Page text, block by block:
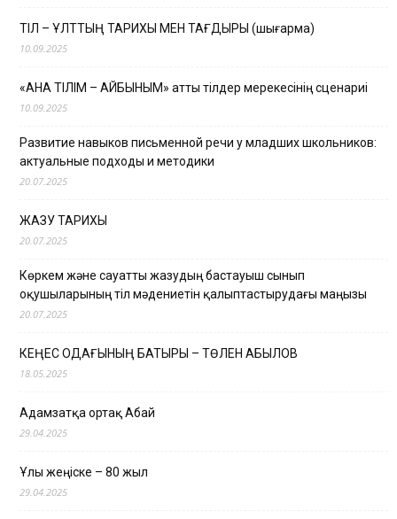
ТІЛ – ҰЛТТЫҢ ТАРИХЫ МЕН ТАҒДЫРЫ (шығарма)
10.09.2025
«АНА ТІЛІМ – АЙБЫНЫМ» атты тілдер мерекесінің сценариі
10.09.2025
Развитие навыков письменной речи у младших школьников:
актуальные подходы и методики
20.07.2025
ЖАЗУ ТАРИХЫ
20.07.2025
Көркем және сауатты жазудың бастауыш сынып
оқушыларының тіл мәдениетін қалыптастырудағы маңызы
20.07.2025
КЕҢЕС ОДАҒЫНЫҢ БАТЫРЫ – ТӨЛЕН ҚАБЫЛОВ
18.05.2025
Адамзатқа ортақ Абай
29.04.2025
Ұлы жеңіске – 80 жыл
29.04.2025